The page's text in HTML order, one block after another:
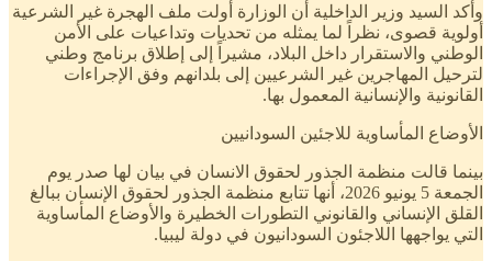
وأكد السيد وزير الداخلية أن الوزارة أولت ملف الهجرة غير الشرعية
أولوية قصوى، نظراً لما يمثله من تحديات وتداعيات على الأمن
الوطني والاستقرار داخل البلاد، مشيراً إلى إطلاق برنامج وطني
لترحيل المهاجرين غير الشرعيين إلى بلدانهم وفق الإجراءات
القانونية والإنسانية المعمول بها.
الأوضاع المأساوية للاجئين السودانيين
بينما قالت منظمة الجذور لحقوق الانسان في بيان لها صدر يوم
الجمعة 5 يونيو 2026، أنها تتابع منظمة الجذور لحقوق الإنسان ببالغ
القلق الإنساني والقانوني التطورات الخطيرة والأوضاع المأساوية
التي يواجهها اللاجئون السودانيون في دولة ليبيا.